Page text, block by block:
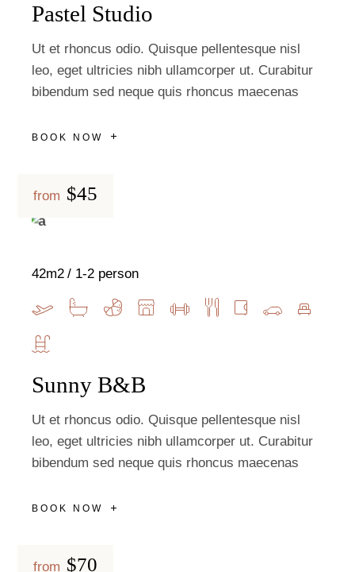
Pastel Studio
Ut et rhoncus odio. Quisque pellentesque nisl
leo, eget ultricies nibh ullamcorper ut. Curabitur
bibendum sed neque quis rhoncus maecenas
BOOK NOW
from $45
Sunny B&B
Ut et rhoncus odio. Quisque pellentesque nisl
leo, eget ultricies nibh ullamcorper ut. Curabitur
bibendum sed neque quis rhoncus maecenas
BOOK NOW
42m2 1-2 person
from $70